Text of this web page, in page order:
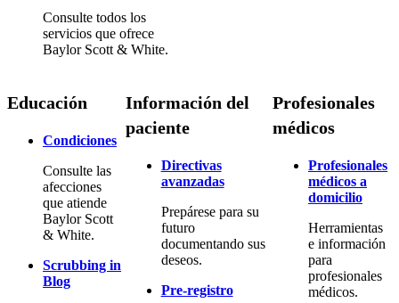
Consulte todos los
servicios que ofrece
Baylor Scott & White.
Educación
Condiciones
Consulte las
afecciones
que atiende
Baylor Scott
& White.
Scrubbing in
Blog
Información del
paciente
Directivas
avanzadas
Prepárese para su
futuro
documentando sus
deseos.
Pre-registro
Profesionales
médicos
Profesionales
médicos a
domicilio
Herramientas
e información
para
profesionales
médicos.